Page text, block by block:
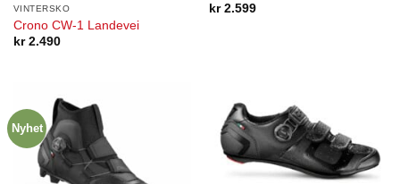
VINTERSKO
Crono CW-1 Landevei
kr2.490
kr2.599
Nyhet